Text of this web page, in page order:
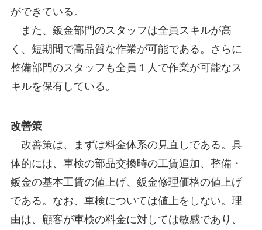
ができている。
また、鈑金部門のスタッフは全員スキルが高
く、短期間で高品質な作業が可能である。さらに
整備部門のスタッフも全員１人で作業が可能なス
キルを保有している。
改善策
改善策は、まずは料金体系の見直しである。具
体的には、車検の部品交換時の工賃追加、整備・
鈑金の基本工賃の値上げ、鈑金修理価格の値上げ
である。なお、車検については値上をしない。理
由は、顧客が車検の料金に対しては敏感であり、